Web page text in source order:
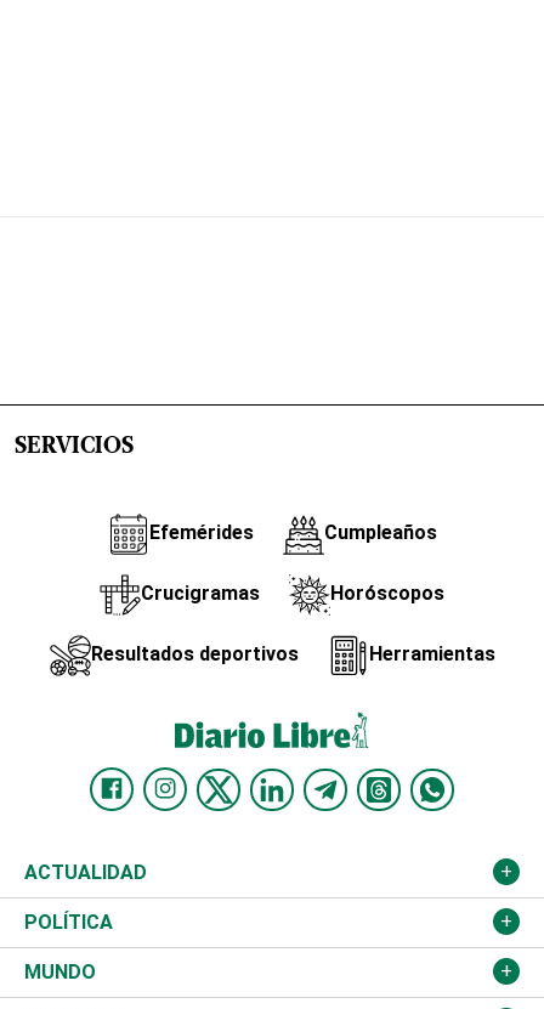
SERVICIOS
Efemérides Cumpleaños
Crucigramas Horóscopos
Resultados deportivos Herramientas
ACTUALIDAD
Nacional
Ciudad
POLÍTICA
Partidos
MUNDO